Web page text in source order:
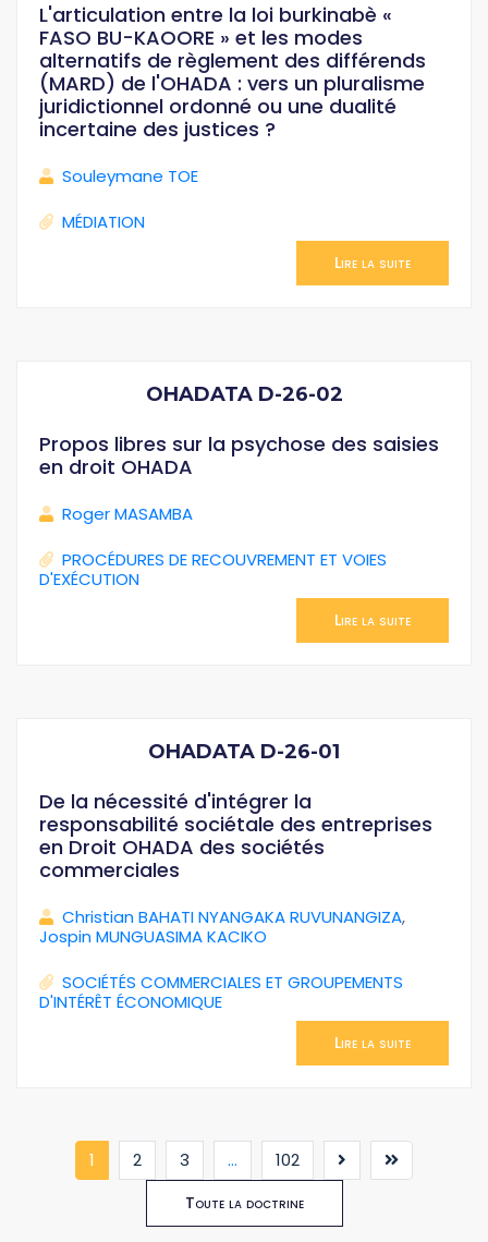
L'articulation entre la loi burkinabè «
FASO BU-KAOORE » et les modes
alternatifs de règlement des différends
(MARD) de l'OHADA : vers un pluralisme
juridictionnel ordonné ou une dualité
incertaine des justices ?
Souleymane TOE
MÉDIATION
Lire la suite
OHADATA D-26-02
Propos libres sur la psychose des saisies
en droit OHADA
Roger MASAMBA
PROCÉDURES DE RECOUVREMENT ET VOIES
D'EXÉCUTION
Lire la suite
OHADATA D-26-01
De la nécessité d'intégrer la
responsabilité sociétale des entreprises
en Droit OHADA des sociétés
commerciales
Christian BAHATI NYANGAKA RUVUNANGIZA,
Jospin MUNGUASIMA KACIKO
SOCIÉTÉS COMMERCIALES ET GROUPEMENTS
D'INTÉRÊT ÉCONOMIQUE
Lire la suite
1 (current)
2 3 ... 102
Toute la doctrine